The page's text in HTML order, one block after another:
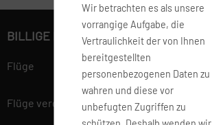
Wir betrachten es als unsere
vorrangige Aufgabe, die
Vertraulichkeit der von Ihnen
bereitgestellten
personenbezogenen Daten zu
wahren und diese vor
unbefugten Zugriffen zu
BILLIGE FLÜGE BUCHEN
Flüge
Flüge vergleichen